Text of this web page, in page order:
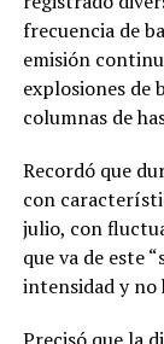
frecuencia de
emisión
explosiones de
columnas de
Recordó que
con
julio, con
que va de este
intensidad y no